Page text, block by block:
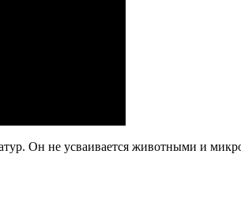
Он не усваивается животными и